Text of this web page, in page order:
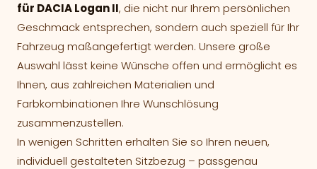
für DACIA Logan II, die nicht nur Ihrem persönlichen
Geschmack entsprechen, sondern auch speziell für Ihr
Fahrzeug maßangefertigt werden. Unsere große
Auswahl lässt keine Wünsche offen und ermöglicht es
Ihnen, aus zahlreichen Materialien und
Farbkombinationen Ihre Wunschlösung
zusammenzustellen.
In wenigen Schritten erhalten Sie so Ihren neuen,
individuell gestalteten Sitzbezug – passgenau